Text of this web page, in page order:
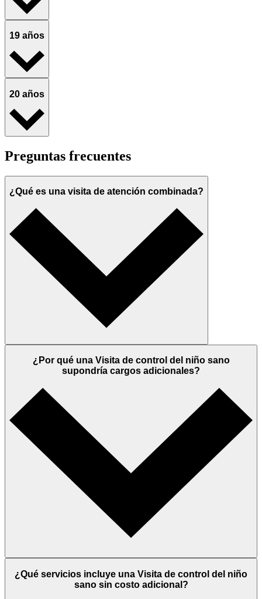
19 años
20 años
Preguntas frecuentes
¿Qué es una visita de atención combinada?
¿Por qué una Visita de control del niño sano
supondría cargos adicionales?
¿Qué servicios incluye una Visita de control del niño
sano sin costo adicional?